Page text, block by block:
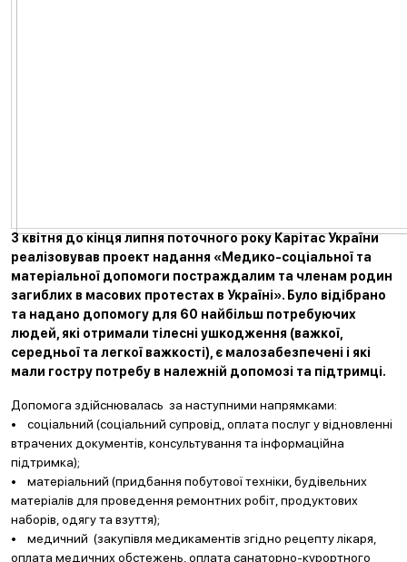
З квітня до кінця липня поточного року Карітас України
реалізовував проект надання «Медико-соціальної та
матеріальної допомоги постраждалим та членам родин
загиблих в масових протестах в Україні». Було відібрано
та надано допомогу для 60 найбільш потребуючих
людей, які отримали тілесні ушкодження (важкої,
середньої та легкої важкості), є малозабезпечені і які
мали гостру потребу в належній допомозі та підтримці.
Допомога здійснювалась за наступними напрямками:
• соціальний (соціальний супровід, оплата послуг у відновленні
втрачених документів, консультування та інформаційна
підтримка);
• матеріальний (придбання побутової техніки, будівельних
матеріалів для проведення ремонтних робіт, продуктових
наборів, одягу та взуття);
• медичний (закупівля медикаментів згідно рецепту лікаря,
оплата медичних обстежень, оплата санаторно-курортного